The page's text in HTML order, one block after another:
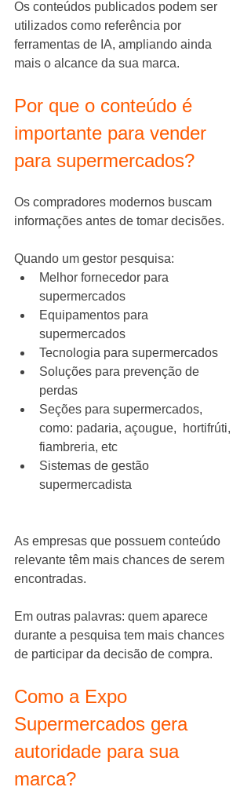
Os conteúdos publicados podem ser
utilizados como referência por
ferramentas de IA, ampliando ainda
mais o alcance da sua marca.
Por que o conteúdo é
importante para vender
para supermercados?
Os compradores modernos buscam
informações antes de tomar decisões.
Quando um gestor pesquisa:
Melhor fornecedor para
supermercados
Equipamentos para
supermercados
Tecnologia para supermercados
Soluções para prevenção de
perdas
Seções para supermercados,
como: padaria, açougue,  hortifrúti,
fiambreria, etc
Sistemas de gestão
supermercadista
As empresas que possuem conteúdo
relevante têm mais chances de serem
encontradas.
Em outras palavras: quem aparece
durante a pesquisa tem mais chances
de participar da decisão de compra.
Como a Expo
Supermercados gera
autoridade para sua
marca?